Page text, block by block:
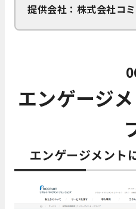
提供会社：株式会社コ
エンゲージ
エンゲージメント